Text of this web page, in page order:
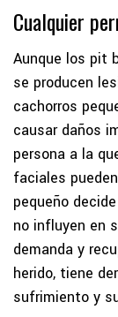
Cualquier
Aunque los pit
se producen
cachorros
causar daños
persona a la
faciales
pequeño
no influyen en
demanda y
herido, tiene
sufrimiento y